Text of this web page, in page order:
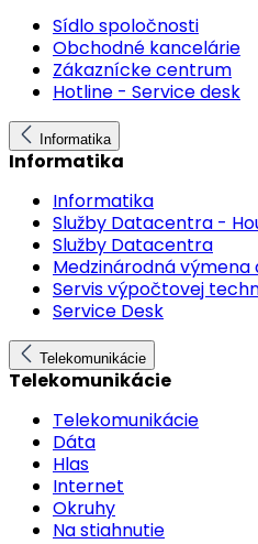
Sídlo spoločnosti
Obchodné kancelárie
Zákaznícke centrum
Hotline - Service desk
Informatika
Informatika
Informatika
Služby Datacentra -
Služby Datacentra
Medzinárodná výmena
Servis výpočtovej
Service Desk
Telekomunikácie
Telekomunikácie
Telekomunikácie
Dáta
Hlas
Internet
Okruhy
Na stiahnutie